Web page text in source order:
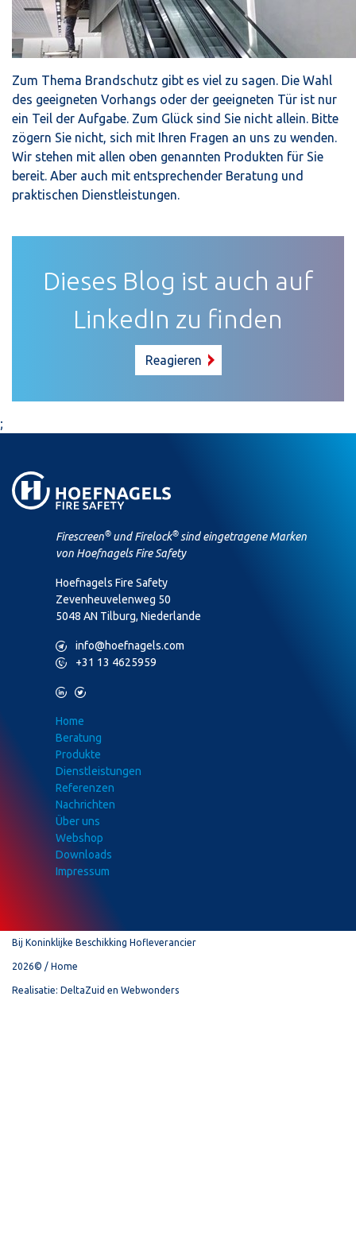
Zum Thema Brandschutz gibt es viel zu sagen. Die Wahl
des geeigneten Vorhangs oder der geeigneten Tür ist nur
ein Teil der Aufgabe. Zum Glück sind Sie nicht allein. Bitte
zögern Sie nicht, sich mit Ihren Fragen an uns zu wenden.
Wir stehen mit allen oben genannten Produkten für Sie
bereit. Aber auch mit entsprechender Beratung und
praktischen Dienstleistungen.
Dieses Blog ist auch auf
LinkedIn zu finden
Reagieren
;
Firescreen® und Firelock® sind eingetragene Marken
von Hoefnagels Fire Safety
Hoefnagels Fire Safety
Zevenheuvelenweg 50
5048 AN Tilburg, Niederlande
M info@hoefnagels.com
P +31 13 4625959
L T
Home
Beratung
Produkte
Dienstleistungen
Referenzen
Nachrichten
Über uns
Webshop
Downloads
Impressum
Bij Koninklijke Beschikking Hofleverancier
2026© Home
Realisatie: DeltaZuid en Webwonders